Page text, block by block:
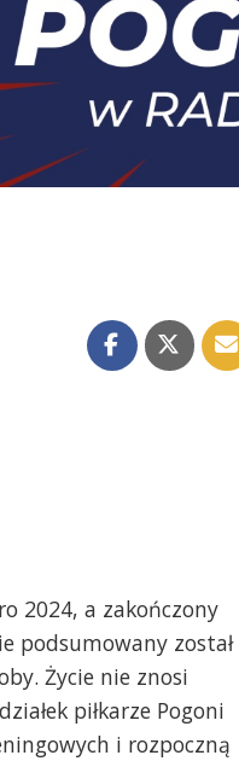
2024, a zakończony
podsumowany został
Życie nie znosi
piłkarze Pogoni
i rozpoczną